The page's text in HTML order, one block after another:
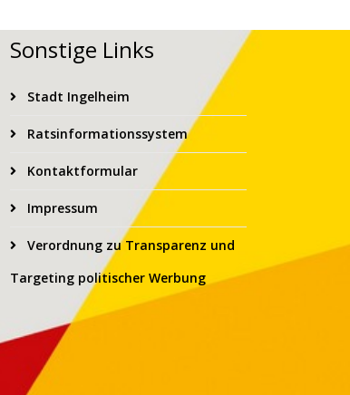
Sonstige Links
Stadt Ingelheim
Ratsinformationssystem
Kontaktformular
Impressum
Verordnung zu Transparenz und
Targeting politischer Werbung